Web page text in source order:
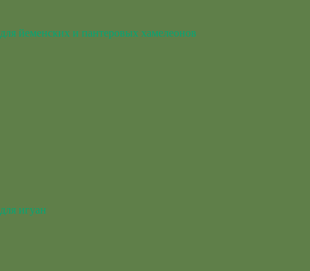
для йеменских и пантеровых хамелеонов
для игуан